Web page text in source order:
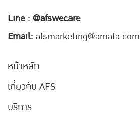
Line : @afswecare
Email: afsmarketing@amata.com
หน้าหลัก
เกี่ยวกับ AFS
บริการ